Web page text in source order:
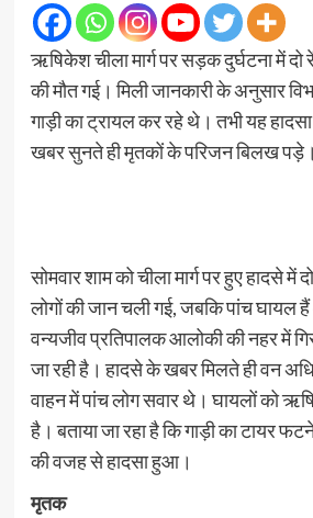
ऋषिकेश चीला मार्ग पर सड़क दुर्घटना में दो
की मौत गई। मिली जानकारी के अनुसार
गाड़ी का ट्रायल कर रहे थे। तभी यह
खबर सुनते ही मृतकों के परिजन बिलख पड़े।
सोमवार शाम को चीला मार्ग पर हुए हादसे में
लोगों की जान चली गई, जबकि पांच घायल
वन्यजीव प्रतिपालक आलोकी की नहर में
जा रही है। हादसे के खबर मिलते ही वन
वाहन में पांच लोग सवार थे। घायलों को
है। बताया जा रहा है कि गाड़ी का टायर
की वजह से हादसा हुआ।
मृतक